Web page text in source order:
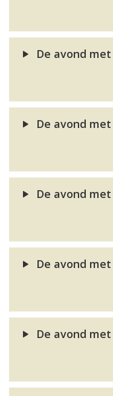
De avond
De avond
De avond
De avond
De avond